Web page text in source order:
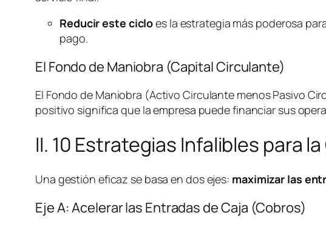
Reducir este cicloes la estrategia más poderosa
pago.
El Fondo de Maniobra (Capital Circulante)
El Fondo de Maniobra (Activo Circulante menos Pasivo
positivo significa que la empresa puede financiar sus
II. 10 Estrategias Infalibles para
Una gestión eficaz se basa en dos ejes: maximizar las
Eje A: Acelerar las Entradas de Caja (Cobros)